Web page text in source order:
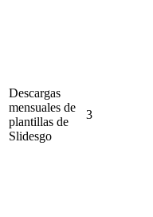
Descargas
mensuales de
plantillas de
Slidesgo
3